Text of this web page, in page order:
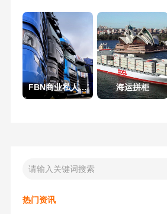
FBN商业私人地址 海运拼柜
热门资讯